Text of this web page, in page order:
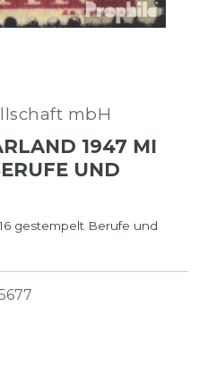
mbH
1947 MI
UND
gestempelt Berufe und